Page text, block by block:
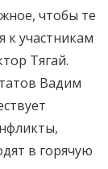
чтобы те
к участникам
Тягай.
Вадим
в горячую